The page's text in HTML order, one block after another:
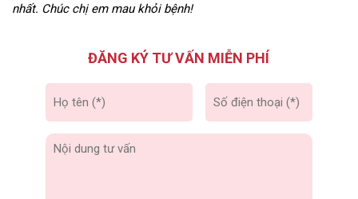
nhất. Chúc chị em mau khỏi bệnh!
ĐĂNG KÝ TƯ VẤN MIỄN PHÍ